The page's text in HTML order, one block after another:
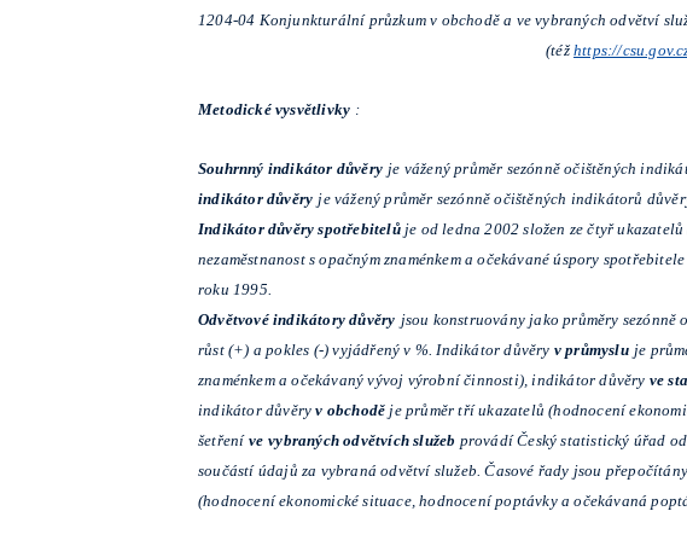
1204-04 Konjunkturální průzkum v obchodě a ve vybraných odvětví
(též https://
Metodické vysvětlivky :
Souhrnný indikátor důvěry je vážený průměr sezónně očištěných
indikátor důvěry je vážený průměr sezónně očištěných indikátorů
Indikátor důvěry spotřebitelů je od ledna 2002 složen ze čtyř
nezaměstnanost s opačným znaménkem a očekávané úspory
roku 1995.
Odvětvové indikátory důvěry jsou konstruovány jako průměry
růst (+) a pokles (-) vyjádřený v %. Indikátor důvěry v průmyslu je
znaménkem a očekávaný vývoj výrobní činnosti), indikátor důvěry ve
indikátor důvěryv obchodě je průměr tří ukazatelů (hodnocení
šetření ve vybraných odvětvích služeb provádí Český statistický úřad
součástí údajů za vybraná odvětví služeb. Časové řady jsou
(hodnocení ekonomické situace, hodnocení poptávky a očekávaná